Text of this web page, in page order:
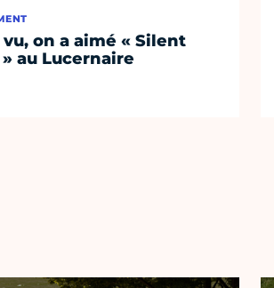
vu, on a aimé « Silent
au Lucernaire